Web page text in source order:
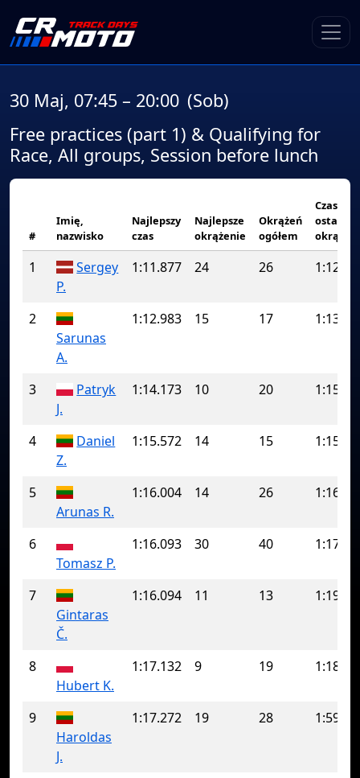
30 Maj, 07:45 – 20:00 (Sob)
Free practices (part 1) & Qualifying for
Race, All groups, Session before lunch
#
Imię,
nazwisko
Najlepszy
czas
Najlepsze
okrążenie
Okrążeń
ogółem
Czas
1
Sergey
P.
1:11.877 24 26
2
Sarunas
A.
1:12.983 15 17
3
Patryk
J.
1:14.173 10 20
4
Daniel
Z.
1:15.572 14 15
5
Arunas R.
1:16.004 14 26
6
Tomasz P.
1:16.093 30 40
7
Gintaras
Č.
1:16.094 11 13
8
Hubert K.
1:17.132 9 19
9
Haroldas
J.
1:17.272 19 28